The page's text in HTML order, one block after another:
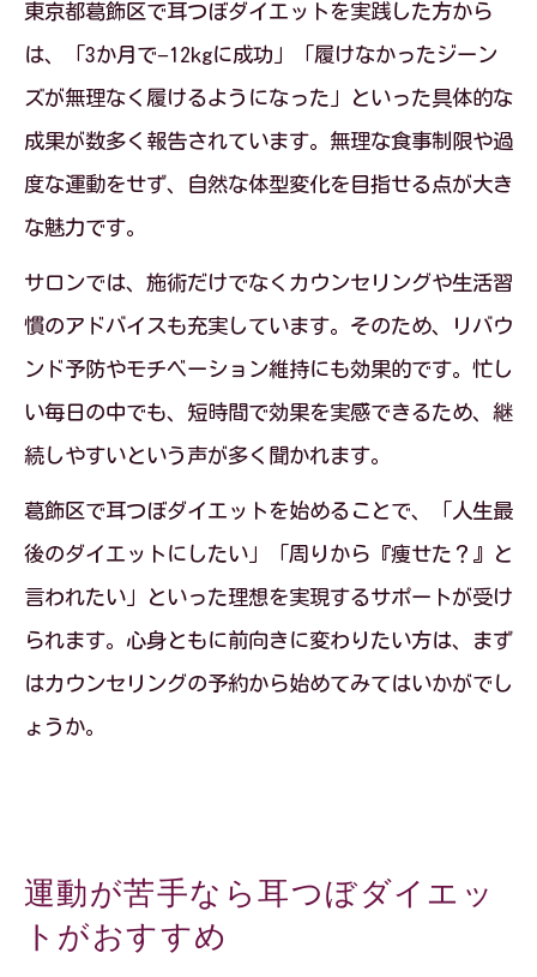
東京都葛飾区で耳つぼダイエットを実践した方から
は、「3か月で−12kgに成功」「履けなかったジーン
ズが無理なく履けるようになった」といった具体的な
成果が数多く報告されています。無理な食事制限や過
度な運動をせず、自然な体型変化を目指せる点が大き
な魅力です。
サロンでは、施術だけでなくカウンセリングや生活習
慣のアドバイスも充実しています。そのため、リバウ
ンド予防やモチベーション維持にも効果的です。忙し
い毎日の中でも、短時間で効果を実感できるため、継
続しやすいという声が多く聞かれます。
葛飾区で耳つぼダイエットを始めることで、「人生最
後のダイエットにしたい」「周りから『痩せた？』と
言われたい」といった理想を実現するサポートが受け
られます。心身ともに前向きに変わりたい方は、まず
はカウンセリングの予約から始めてみてはいかがでし
ょうか。
運動が苦手なら耳つぼダイエッ
トがおすすめ